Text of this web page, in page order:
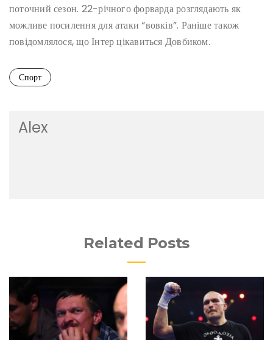
поточний сезон. 22-річного форварда розглядають як
можливе посилення для атаки “вовків”. Раніше також
повідомлялося, що Інтер цікавиться Довбиком.
Спорт
Alex
Related Posts